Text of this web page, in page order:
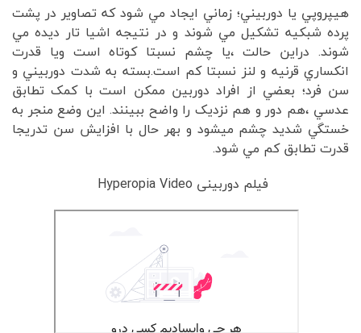
هيپروپي يا دوربيني؛ زماني ايجاد مي شود که تصاوير در پشت
پرده شبکيه تشکيل مي شوند و در نتيجه اشيا تار ديده مي
شوند. دراين حالت ،يا چشم نسبتا کوتاه است ويا قدرت
انکساري قرنيه و لنز نسبتا کم است.بسته به شدت دوربيني و
سن فرد؛ بعضي از افراد دوربين ممکن است با کمک تطابق
عدسي ،هم دور و هم نزديک را واضح ببينند. اين وضع منجر به
خستگي شديد چشم ميشود و بهر حال با افزايش سن تدريجا
قدرت تطابق کم مي شود.
فیلم دوربینی Hyperopia Video